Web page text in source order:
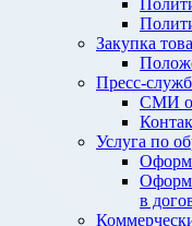
Закупка
Пресс-
СМИ о
Услуга по
в